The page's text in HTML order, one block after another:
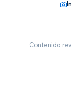
Contenido